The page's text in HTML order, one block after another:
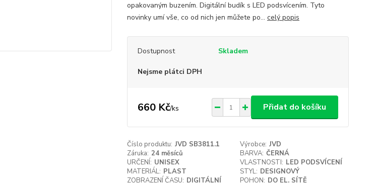
opakovaným buzením. Digitální budík s LED podsvícením. Tyto
novinky umí vše, co od nich jen můžete po... celý popis
Dostupnost Skladem
Nejsme plátci DPH
660 Kč/ks Přidat do košíku
Číslo produktu: JVD SB3811.1 Výrobce: JVD
Záruka: 24 měsíců BARVA: ČERNÁ
URČENÍ: UNISEX VLASTNOSTI: LED PODSVÍCENÍ
MATERIÁL: PLAST STYL: DESIGNOVÝ
ZOBRAZENÍ ČASU: DIGITÁLNÍ POHON: DO EL. SÍTĚ